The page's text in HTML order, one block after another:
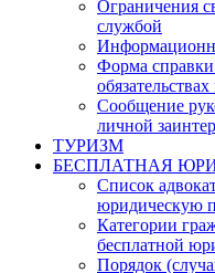
Ограничения
службой
Форма справки
Сообщение
личной
ТУРИЗМ
БЕСПЛАТНАЯ
Список
юридическую
Категории
бесплатной
Порядок